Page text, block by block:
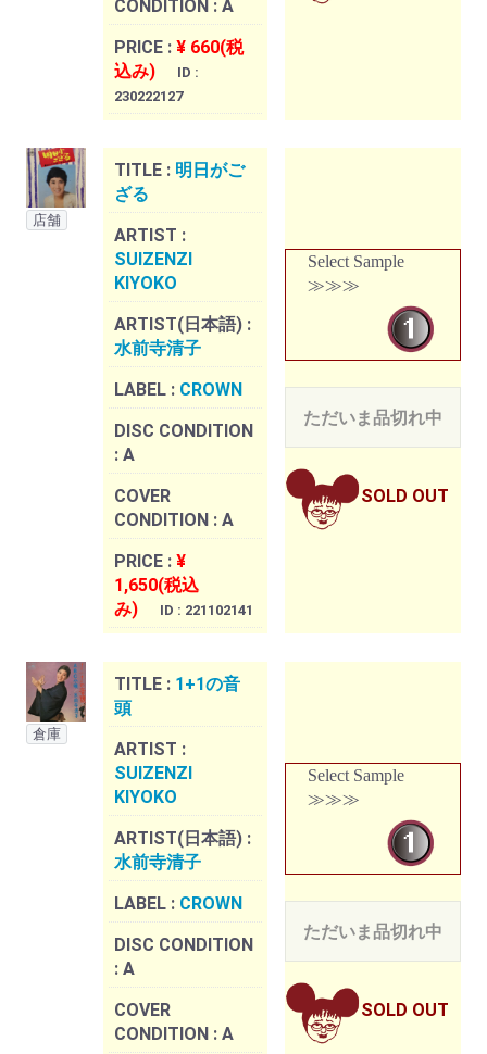
CONDITION : A
PRICE : ¥ 660(税
込み)
ID :
230222127
店舗
TITLE : 明日がご
ざる
ARTIST :
SUIZENZI
KIYOKO
ARTIST(日本語) :
水前寺清子
LABEL : CROWN
DISC CONDITION
: A
COVER
CONDITION : A
PRICE : ¥
1,650(税込
み)
ID : 221102141
Select Sample
≫≫≫
ただいま品切れ中
SOLD OUT
倉庫
TITLE : 1+1の音
頭
ARTIST :
SUIZENZI
KIYOKO
ARTIST(日本語) :
水前寺清子
LABEL : CROWN
DISC CONDITION
: A
COVER
CONDITION : A
Select Sample
≫≫≫
ただいま品切れ中
SOLD OUT